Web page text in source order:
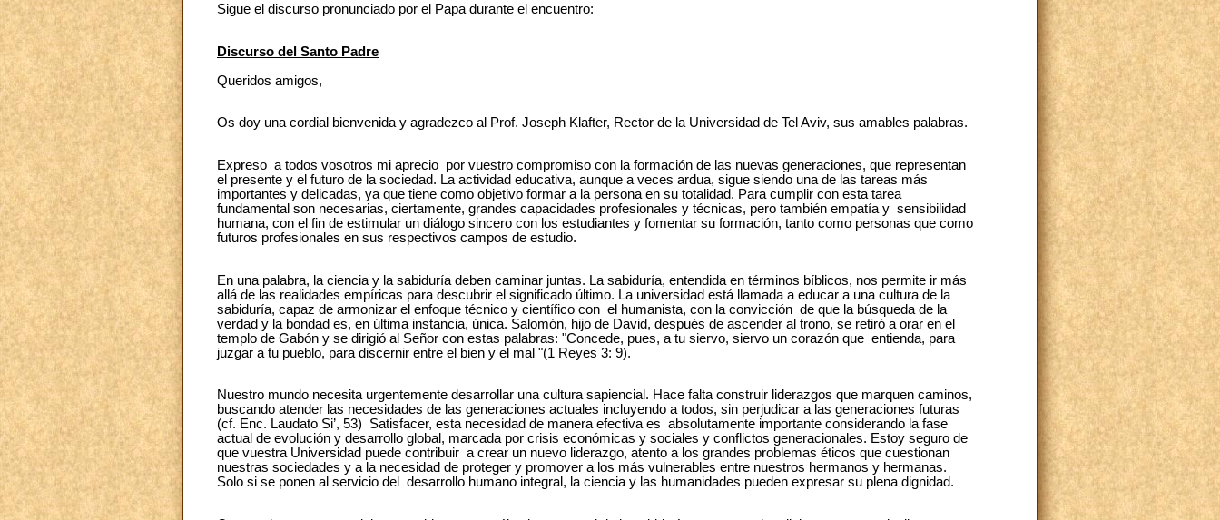
Sigue el discurso pronunciado por el Papa durante el encuentro:
Discurso del Santo Padre
Queridos amigos,
Os doy una cordial bienvenida y agradezco al Prof. Joseph Klafter, Rector de la Universidad de Tel Aviv, sus amables palabras.
Expreso a todos vosotros mi aprecio por vuestro compromiso con la formación de las nuevas generaciones, que representan
el presente y el futuro de la sociedad. La actividad educativa, aunque a veces ardua, sigue siendo una de las tareas más
importantes y delicadas, ya que tiene como objetivo formar a la persona en su totalidad. Para cumplir con esta tarea
fundamental son necesarias, ciertamente, grandes capacidades profesionales y técnicas, pero también empatía y sensibilidad
humana, con el fin de estimular un diálogo sincero con los estudiantes y fomentar su formación, tanto como personas que como
futuros profesionales en sus respectivos campos de estudio.
En una palabra, la ciencia y la sabiduría deben caminar juntas. La sabiduría, entendida en términos bíblicos, nos permite ir más
allá de las realidades empíricas para descubrir el significado último. La universidad está llamada a educar a una cultura de la
sabiduría, capaz de armonizar el enfoque técnico y científico con el humanista, con la convicción de que la búsqueda de la
verdad y la bondad es, en última instancia, única. Salomón, hijo de David, después de ascender al trono, se retiró a orar en el
templo de Gabón y se dirigió al Señor con estas palabras: "Concede, pues, a tu siervo, siervo un corazón que entienda, para
juzgar a tu pueblo, para discernir entre el bien y el mal "(1 Reyes 3: 9).
Nuestro mundo necesita urgentemente desarrollar una cultura sapiencial. Hace falta construir liderazgos que marquen caminos,
buscando atender las necesidades de las generaciones actuales incluyendo a todos, sin perjudicar a las generaciones futuras
(cf. Enc. Laudato Si’, 53) Satisfacer, esta necesidad de manera efectiva es absolutamente importante considerando la fase
actual de evolución y desarrollo global, marcada por crisis económicas y sociales y conflictos generacionales. Estoy seguro de
que vuestra Universidad puede contribuir a crear un nuevo liderazgo, atento a los grandes problemas éticos que cuestionan
nuestras sociedades y a la necesidad de proteger y promover a los más vulnerables entre nuestros hermanos y hermanas.
Solo si se ponen al servicio del desarrollo humano integral, la ciencia y las humanidades pueden expresar su plena dignidad.